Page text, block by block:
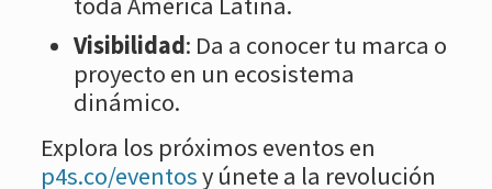
Visibilidad: Da a conocer tu marca o
proyecto en un ecosistema
dinámico.
Explora los próximos eventos en
p4s.co/eventosy únete a la revolución